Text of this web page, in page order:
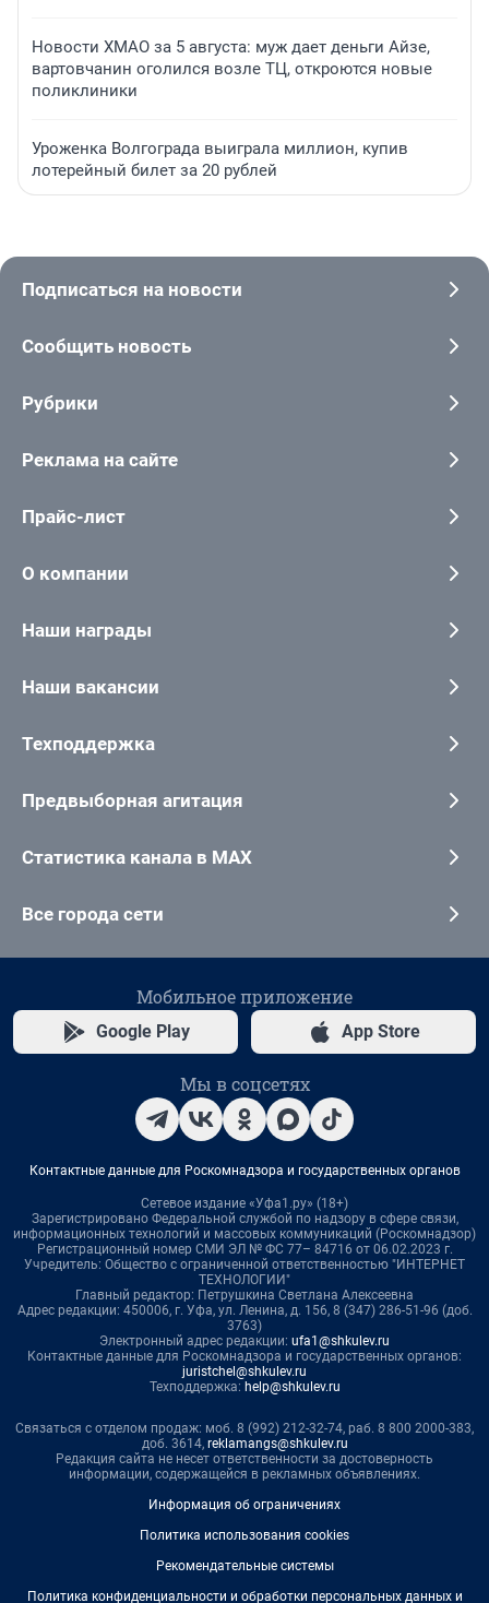
Новости ХМАО за 5 августа: муж дает деньги Айзе,
вартовчанин оголился возле ТЦ, откроются новые
поликлиники
Уроженка Волгограда выиграла миллион, купив
лотерейный билет за 20 рублей
Подписаться на новости
Сообщить новость
Рубрики
Реклама на сайте
Прайс-лист
О компании
Наши награды
Наши вакансии
Техподдержка
Предвыборная агитация
Статистика канала в MAX
Все города сети
Мобильное приложение
Google Play App Store
Мы в соцсетях
Контактные данные для Роскомнадзора и государственных органов
Сетевое издание «Уфа1.ру» (18+)
Зарегистрировано Федеральной службой по надзору в сфере связи,
информационных технологий и массовых коммуникаций (Роскомнадзор)
Регистрационный номер СМИ ЭЛ № ФС 77– 84716 от 06.02.2023 г.
Учредитель: Общество с ограниченной ответственностью "ИНТЕРНЕТ
ТЕХНОЛОГИИ"
Главный редактор: Петрушкина Светлана Алексеевна
Адрес редакции: 450006, г. Уфа, ул. Ленина, д. 156, 8 (347) 286-51-96 (доб.
3763)
Электронный адрес редакции: ufa1@shkulev.ru
Контактные данные для Роскомнадзора и государственных органов:
juristchel@shkulev.ru
Техподдержка: help@shkulev.ru
Связаться с отделом продаж: моб. 8 (992) 212-32-74, раб. 8 800 2000-383,
доб. 3614, reklamangs@shkulev.ru
Редакция сайта не несет ответственности за достоверность
информации, содержащейся в рекламных объявлениях.
Информация об ограничениях
Политика использования cookies
Рекомендательные системы
Политика конфиденциальности и обработки персональных данных и